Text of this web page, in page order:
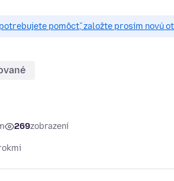
pomôcť, založte prosím novú
269zobrazení